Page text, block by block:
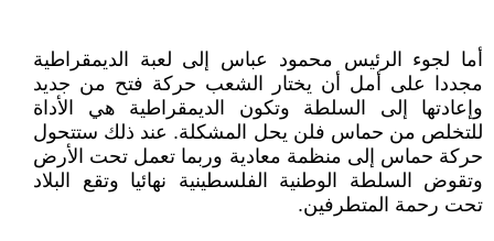
أما لجوء الرئيس محمود عباس إلى لعبة الديمقراطية
مجددا على أمل أن يختار الشعب حركة فتح من جديد
وإعادتها إلى السلطة وتكون الديمقراطية هي الأداة
للتخلص من حماس فلن يحل المشكلة. عند ذلك ستتحول
حركة حماس إلى منظمة معادية وربما تعمل تحت الأرض
وتقوض السلطة الوطنية الفلسطينية نهائيا وتقع البلاد
تحت رحمة المتطرفين.